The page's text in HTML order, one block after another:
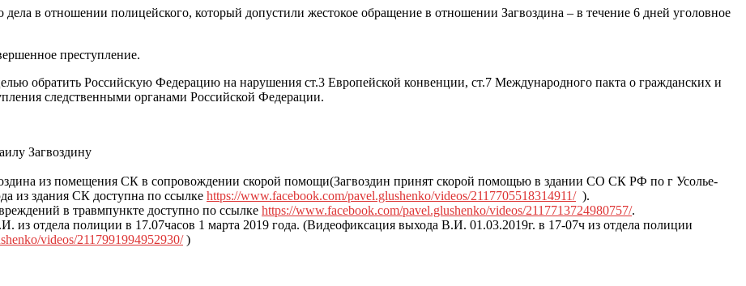
в отношении полицейского, который допустили жестокое обращение в отношении Загвоздина – в течение 6 дней уголовное
преступление.
обратить Российскую Федерацию на нарушения ст.3 Европейской конвенции, ст.7 Международного пакта о гражданских и
следственными органами Российской Федерации.
Загвоздину
из помещения СК в сопровождении скорой помощи(Загвоздин принят скорой помощью в здании СО СК РФ по г Усолье-
из здания СК доступна по ссылке https://www.facebook.com/pavel.glushenko/videos/2117705518314911/).
в травмпункте доступно по ссылке https://www.facebook.com/pavel.glushenko/videos/2117713724980757/.
из отдела полиции в 17.07часов 1 марта 2019 года. (Видеофиксация выхода В.И. 01.03.2019г. в 17-07ч из отдела полиции
videos/2117991994952930/)